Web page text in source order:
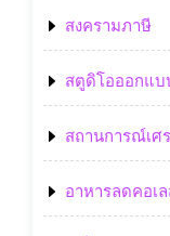
สงครามภาษี
สตูดิโอออกแบ
สถานการณ์เศ
อาหารลดคอเ